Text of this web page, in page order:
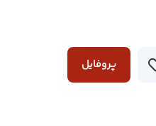
پروفایل